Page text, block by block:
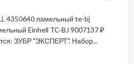
4350640 ламельный te-bj
Einhell TC-BJ 9007137 ₽
ЗУБР "ЭКСПЕРТ". Набор...